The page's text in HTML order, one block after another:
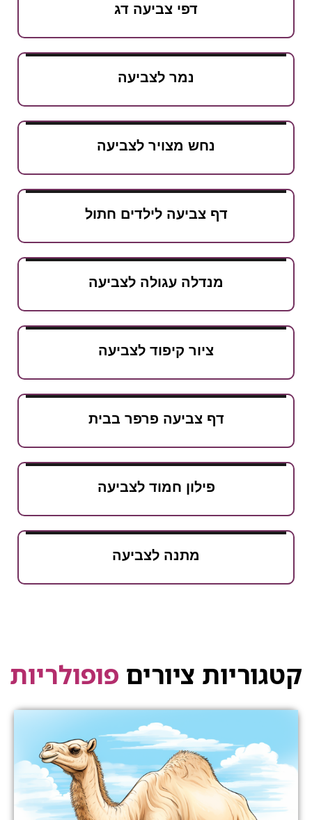
דפי צביעה דג
נמר לצביעה
נחש מצויר לצביעה
דף צביעה לילדים חתול
מנדלה עגולה לצביעה
ציור קיפוד לצביעה
דף צביעה פרפר בבית
פילון חמוד לצביעה
מתנה לצביעה
ציוריםפופולריות